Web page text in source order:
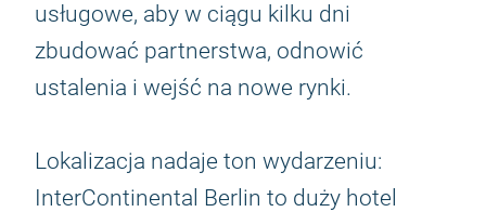
usługowe, aby w ciągu kilku dni
zbudować partnerstwa, odnowić
ustalenia i wejść na nowe rynki.
Lokalizacja nadaje ton wydarzeniu:
InterContinental Berlin to duży hotel